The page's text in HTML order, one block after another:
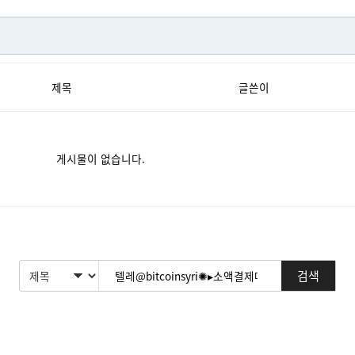
제목 글쓴이
게시물이 없습니다.
검색